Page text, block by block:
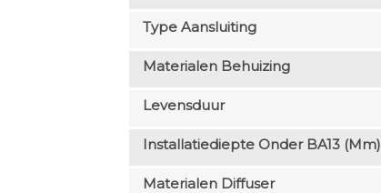
Type Aansluiting
Materialen Behuizing
Levensduur
Installatiediepte Onder BA13 (mm)
Materialen Diffuser